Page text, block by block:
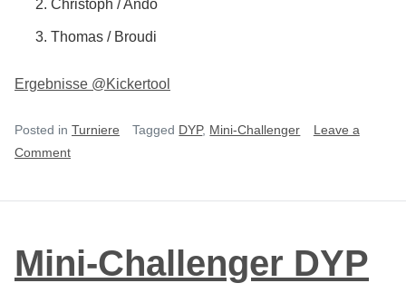
Christoph / Ando
Thomas / Broudi
Ergebnisse @Kickertool
Posted in Turniere Tagged DYP, Mini-Challenger
Leave a
Commenton
Mini-Challenger DYP